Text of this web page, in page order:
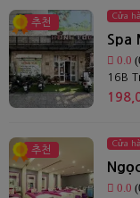
추천
Cửa
Spa
0.0
추천
Cửa
0.0